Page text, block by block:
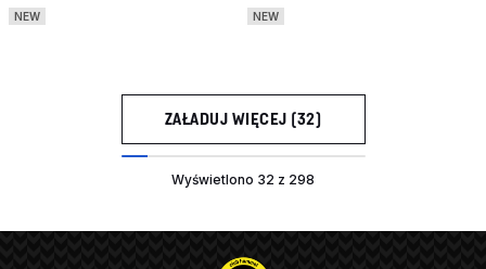
NEW NEW
ZAŁADUJ WIĘCEJ (32)
Wyświetlono 32 z 298